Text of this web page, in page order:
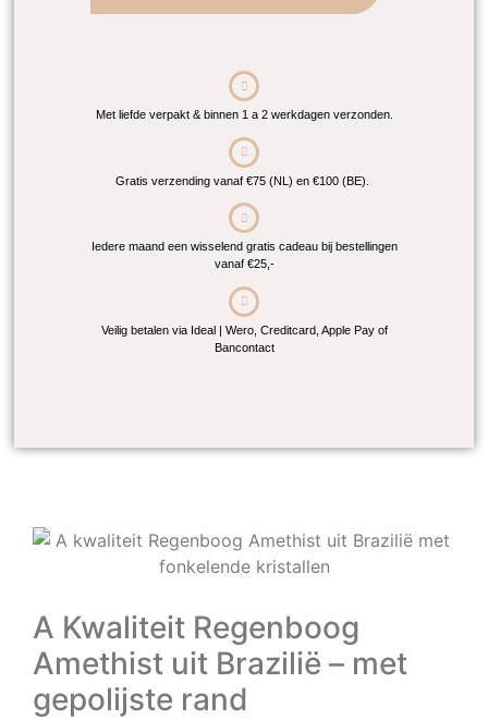
Met liefde verpakt & binnen 1 a 2 werkdagen verzonden.
Gratis verzending vanaf €75 (NL) en €100 (BE).
Iedere maand een wisselend gratis cadeau bij bestellingen
vanaf €25,-
Veilig betalen via Ideal | Wero, Creditcard, Apple Pay of
Bancontact
A Kwaliteit Regenboog
Amethist uit Brazilië – met
gepolijste rand